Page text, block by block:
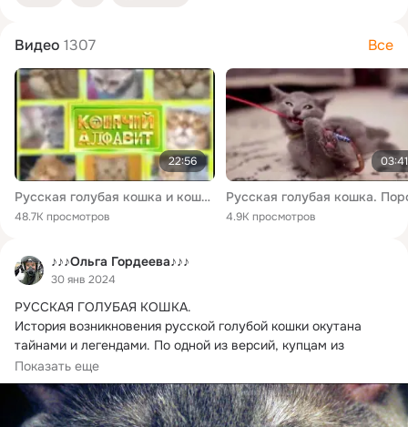
Видео 1307 Все
22:56
Русская голубая кошка и кошка породы нибелунг
48.7K просмотров
03:41
4.9K просмотров
♪♪♪Ольга Гордеева♪♪♪
30 янв 2024
РУССКАЯ ГОЛУБАЯ КОШКА.
История возникновения русской голубой кошки окутана
тайнами и легендами. По одной из версий, купцам из
Европы,...
Показать еще